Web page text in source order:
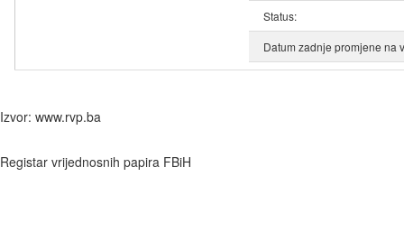
Status:
Datum zadnje promjene na
Izvor: www.rvp.ba
Registar vrijednosnih papira FBiH